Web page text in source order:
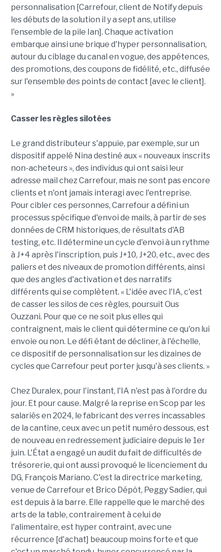
personnalisation [Carrefour, client de Notify depuis
les débuts de la solution il y a sept ans, utilise
l'ensemble de la pile Ian]. Chaque activation
embarque ainsi une brique d'hyper personnalisation,
autour du ciblage du canal en vogue, des appétences,
des promotions, des coupons de fidélité, etc., diffusée
sur l'ensemble des points de contact [avec le client].
»
Casser les règles silotées
Le grand distributeur s'appuie, par exemple, sur un
dispositif appelé Nina destiné aux « nouveaux inscrits
non-acheteurs », des individus qui ont saisi leur
adresse mail chez Carrefour, mais ne sont pas encore
clients et n'ont jamais interagi avec l'entreprise.
Pour cibler ces personnes, Carrefour a défini un
processus spécifique d'envoi de mails, à partir de ses
données de CRM historiques, de résultats d'AB
testing, etc. Il détermine un cycle d'envoi à un rythme
à J+4 après l'inscription, puis J+10, J+20, etc., avec des
paliers et des niveaux de promotion différents, ainsi
que des angles d'activation et des narratifs
différents qui se complètent. « L'idée avec l'IA, c'est
de casser les silos de ces règles, poursuit Ous
Ouzzani. Pour que ce ne soit plus elles qui
contraignent, mais le client qui détermine ce qu'on lui
envoie ou non. Le défi étant de décliner, à l'échelle,
ce dispositif de personnalisation sur les dizaines de
cycles que Carrefour peut porter jusqu'à ses clients. »
Chez Duralex, pour l'instant, l'IA n'est pas à l'ordre du
jour. Et pour cause. Malgré la reprise en Scop par les
salariés en 2024, le fabricant des verres incassables
de la cantine, ceux avec un petit numéro dessous, est
de nouveau en redressement judiciaire depuis le 1er
juin. L'État a engagé un audit du fait de difficultés de
trésorerie, qui ont aussi provoqué le licenciement du
DG, François Mariano. C'est la directrice marketing,
venue de Carrefour et Brico Dépôt, Peggy Sadier, qui
est depuis à la barre. Elle rappelle que le marché des
arts de la table, contrairement à celui de
l'alimentaire, est hyper contraint, avec une
récurrence [d'achat] beaucoup moins forte et que